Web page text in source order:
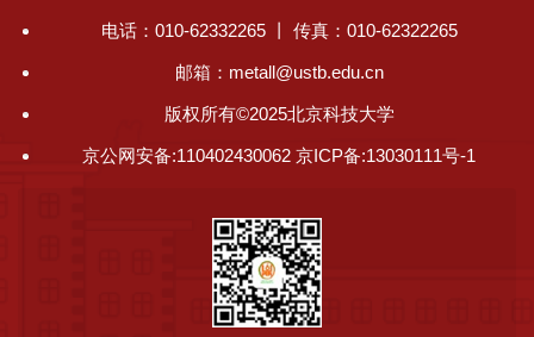
电话：010-62332265 丨 传真：010-62322265
邮箱：metall@ustb.edu.cn
版权所有©2025北京科技大学
京公网安备:110402430062 京ICP备:13030111号-1